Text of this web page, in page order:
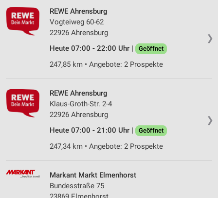
❯
REWE Ahrensburg
Vogteiweg 60-62
22926 Ahrensburg
Heute 07:00 - 22:00 Uhr |
Geöffnet
247,85 km • Angebote: 2 Prospekte
❯
REWE Ahrensburg
Klaus-Groth-Str. 2-4
22926 Ahrensburg
Heute 07:00 - 21:00 Uhr |
Geöffnet
247,34 km • Angebote: 2 Prospekte
Markant Markt Elmenhorst
Bundesstraße 75